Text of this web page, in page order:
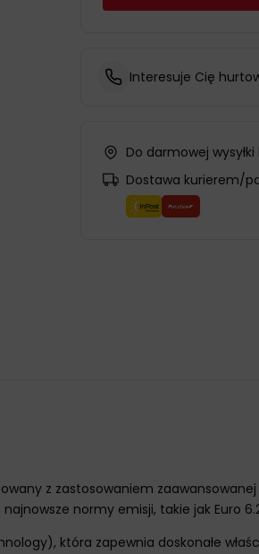
Interesuje Cię
Do darmowej
Dostawa kurierem/
z zastosowaniem
normy emisji, takie jak Euro
która zapewnia doskonałe